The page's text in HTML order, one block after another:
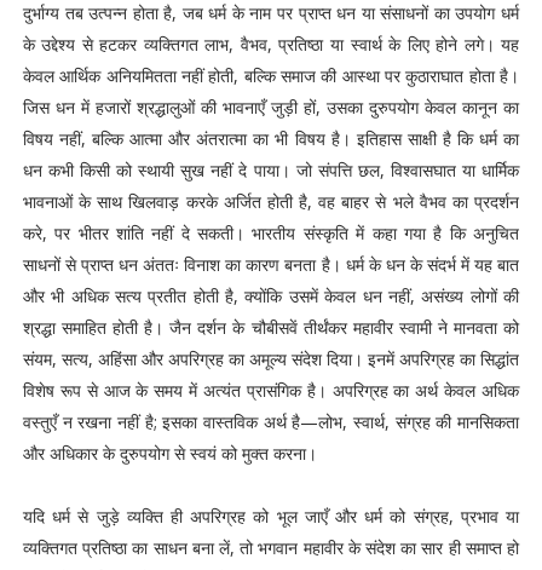
दुर्भाग्य तब उत्पन्न होता है, जब धर्म के नाम पर प्राप्त धन या संसाधनों का उपयोग धर्म
के उद्देश्य से हटकर व्यक्तिगत लाभ, वैभव, प्रतिष्ठा या स्वार्थ के लिए होने लगे। यह
केवल आर्थिक अनियमितता नहीं होती, बल्कि समाज की आस्था पर कुठाराघात होता है।
जिस धन में हजारों श्रद्धालुओं की भावनाएँ जुड़ी हों, उसका दुरुपयोग केवल कानून का
विषय नहीं, बल्कि आत्मा और अंतरात्मा का भी विषय है। इतिहास साक्षी है कि धर्म का
धन कभी किसी को स्थायी सुख नहीं दे पाया। जो संपत्ति छल, विश्वासघात या धार्मिक
भावनाओं के साथ खिलवाड़ करके अर्जित होती है, वह बाहर से भले वैभव का प्रदर्शन
करे, पर भीतर शांति नहीं दे सकती। भारतीय संस्कृति में कहा गया है कि अनुचित
साधनों से प्राप्त धन अंततः विनाश का कारण बनता है। धर्म के धन के संदर्भ में यह बात
और भी अधिक सत्य प्रतीत होती है, क्योंकि उसमें केवल धन नहीं, असंख्य लोगों की
श्रद्धा समाहित होती है। जैन दर्शन के चौबीसवें तीर्थंकर महावीर स्वामी ने मानवता को
संयम, सत्य, अहिंसा और अपरिग्रह का अमूल्य संदेश दिया। इनमें अपरिग्रह का सिद्धांत
विशेष रूप से आज के समय में अत्यंत प्रासंगिक है। अपरिग्रह का अर्थ केवल अधिक
वस्तुएँ न रखना नहीं है; इसका वास्तविक अर्थ है—लोभ, स्वार्थ, संग्रह की मानसिकता
और अधिकार के दुरुपयोग से स्वयं को मुक्त करना।
यदि धर्म से जुड़े व्यक्ति ही अपरिग्रह को भूल जाएँ और धर्म को संग्रह, प्रभाव या
व्यक्तिगत प्रतिष्ठा का साधन बना लें, तो भगवान महावीर के संदेश का सार ही समाप्त हो